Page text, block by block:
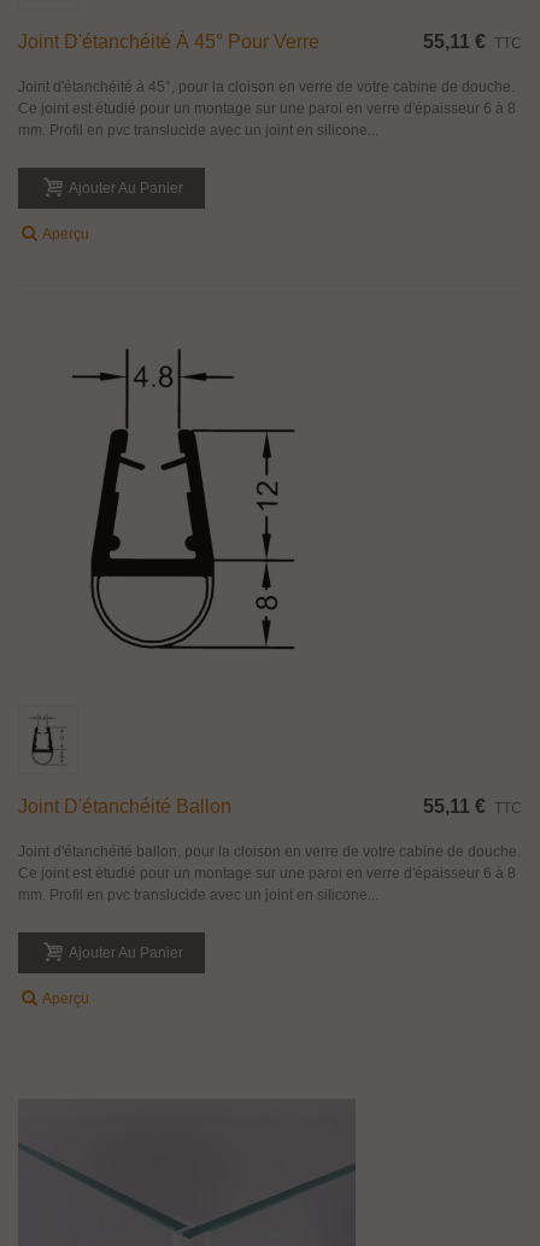
Joint D'étanchéité À 45° Pour Verre 55,11 € TTC
Joint d'étanchéité à 45°, pour la cloison en verre de votre cabine de douche.
Ce joint est étudié pour un montage sur une paroi en verre d'épaisseur 6 à 8
mm. Profil en pvc translucide avec un joint en silicone...
Ajouter Au Panier
Aperçu
Joint D'étanchéité Ballon 55,11 € TTC
Joint d'étanchéité ballon, pour la cloison en verre de votre cabine de douche.
Ce joint est étudié pour un montage sur une paroi en verre d'épaisseur 6 à 8
mm. Profil en pvc translucide avec un joint en silicone...
Ajouter Au Panier
Aperçu